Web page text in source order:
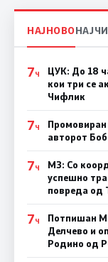
НАЈНОВО
7Ч
ЦУК: До 18
кои три се
Чифлик
7Ч
авторот
7Ч
МЗ: Со
успешно
повреда од
7Ч
Потпишан
Делчево и
Родино од